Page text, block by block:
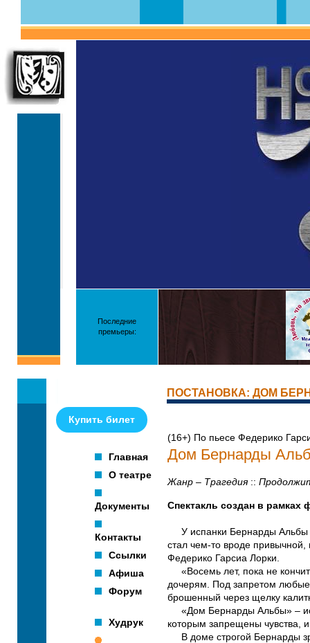
Последние
премьеры:
ПОСТАНОВКА: ДОМ
Купить билет
Главная
О театре
Документы
Контакты
Ссылки
Афиша
Форум
Худрук
(16+) По пьесе Федерико
Дом Бернарды
Жанр – Трагедия::
Спектакль создан в рамках
У испанки Бернарды Альбы –
стал чем-то вроде
Федерико Гарсиа Лорки.
«Восемь лет, пока не
дочерям. Под запретом любые
брошенный через щелку
«Дом Бернарды Альбы» –
которым запрещены чувства,
В доме строгой Бернарды